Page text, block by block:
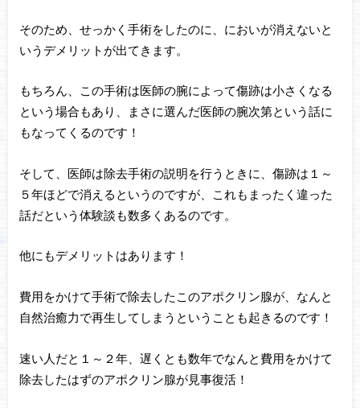
そのため、せっかく手術をしたのに、においが消えないと
いうデメリットが出てきます。
もちろん、この手術は医師の腕によって傷跡は小さくなる
という場合もあり、まさに選んだ医師の腕次第という話に
もなってくるのです！
そして、医師は除去手術の説明を行うときに、傷跡は１～
５年ほどで消えるというのですが、これもまったく違った
話だという体験談も数多くあるのです。
他にもデメリットはあります！
費用をかけて手術で除去したこのアポクリン腺が、なんと
自然治癒力で再生してしまうということも起きるのです！
速い人だと１～２年、遅くとも数年でなんと費用をかけて
除去したはずのアポクリン腺が見事復活！